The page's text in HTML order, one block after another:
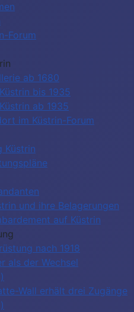
Forum
ab 1680
bis 1935
ab 1935
im Küstrin-Forum
Küstrin
und ihre Belagerungen
auf Küstrin
nach 1918
als der Wechsel
Wall erhält drei Zugänge